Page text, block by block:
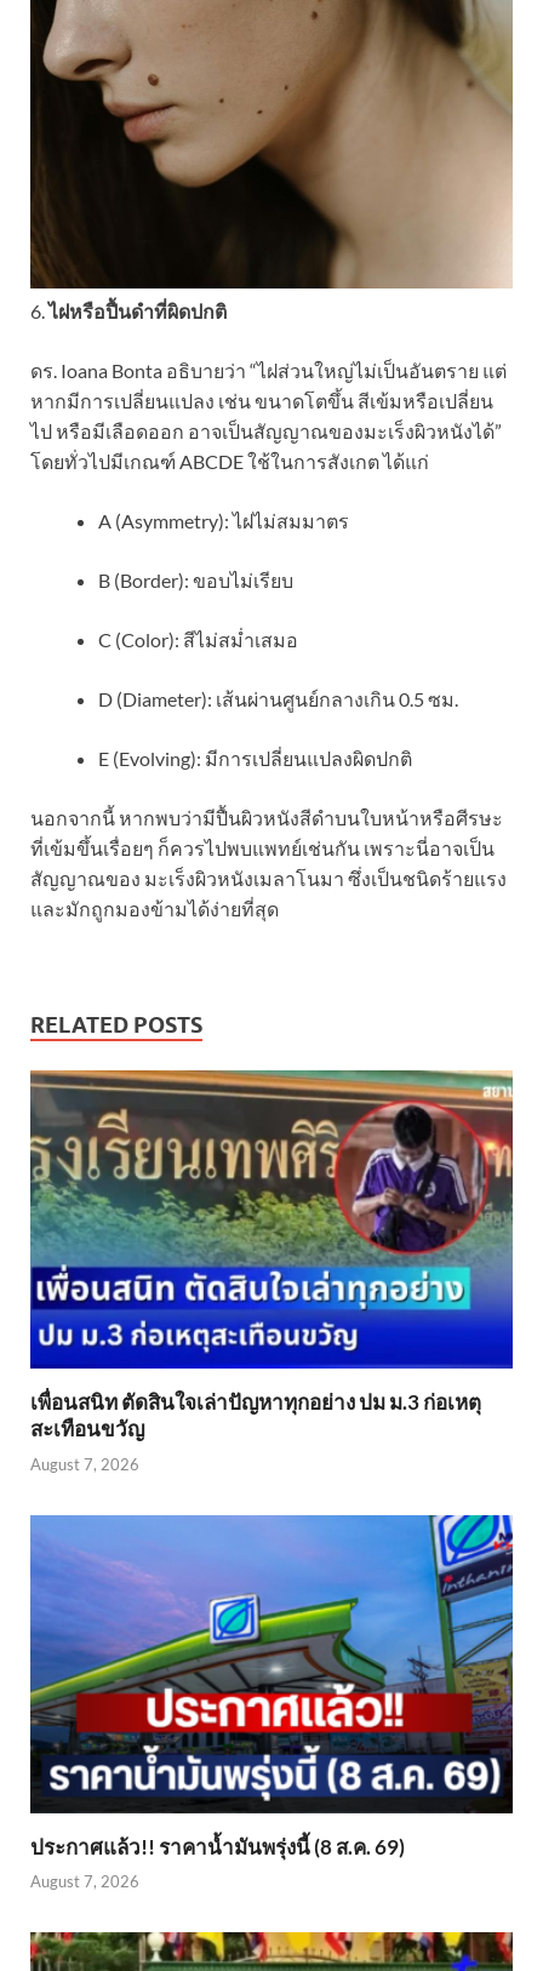
6.ไฝหรือปื้นดำที่ผิดปกติ
ดร. Ioana Bonta อธิบายว่า “ไฝส่วนใหญ่ไม่เป็นอันตราย แต่
หากมีการเปลี่ยนแปลง เช่น ขนาดโตขึ้น สีเข้มหรือเปลี่ยน
ไป หรือมีเลือดออก อาจเป็นสัญญาณของมะเร็งผิวหนังได้”
โดยทั่วไปมีเกณฑ์ ABCDE ใช้ในการสังเกต ได้แก่
A (Asymmetry): ไฝไม่สมมาตร
B (Border): ขอบไม่เรียบ
C (Color): สีไม่สม่ำเสมอ
D (Diameter): เส้นผ่านศูนย์กลางเกิน 0.5 ซม.
E (Evolving): มีการเปลี่ยนแปลงผิดปกติ
นอกจากนี้ หากพบว่ามีปื้นผิวหนังสีดำบนใบหน้าหรือศีรษะ
ที่เข้มขึ้นเรื่อยๆ ก็ควรไปพบแพทย์เช่นกัน เพราะนี่อาจเป็น
สัญญาณของ มะเร็งผิวหนังเมลาโนมา ซึ่งเป็นชนิดร้ายแรง
และมักถูกมองข้ามได้ง่ายที่สุด
RELATED POSTS
เพื่อนสนิท ตัดสินใจเล่าปัญหาทุกอย่าง ปม ม.3 ก่อเหตุ
สะเทือนขวัญ
August 7, 2026
ประกาศแล้ว!! ราคาน้ำมันพรุ่งนี้ (8 ส.ค. 69)
August 7, 2026